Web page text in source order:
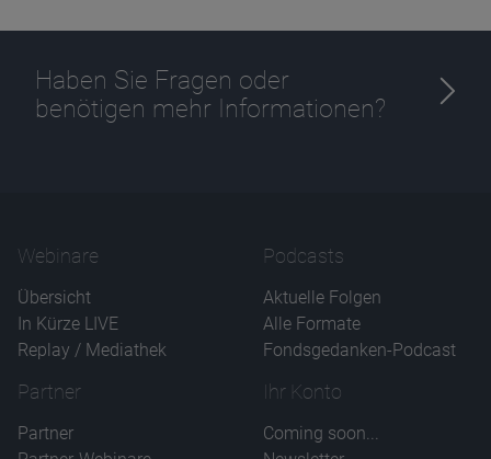
Haben Sie Fragen oder
benötigen mehr Informationen?
Webinare
Übersicht
In Kürze LIVE
Replay / Mediathek
Podcasts
Aktuelle Folgen
Alle Formate
Fondsgedanken-Podcast
Partner
Partner
Ihr Konto
Coming soon...